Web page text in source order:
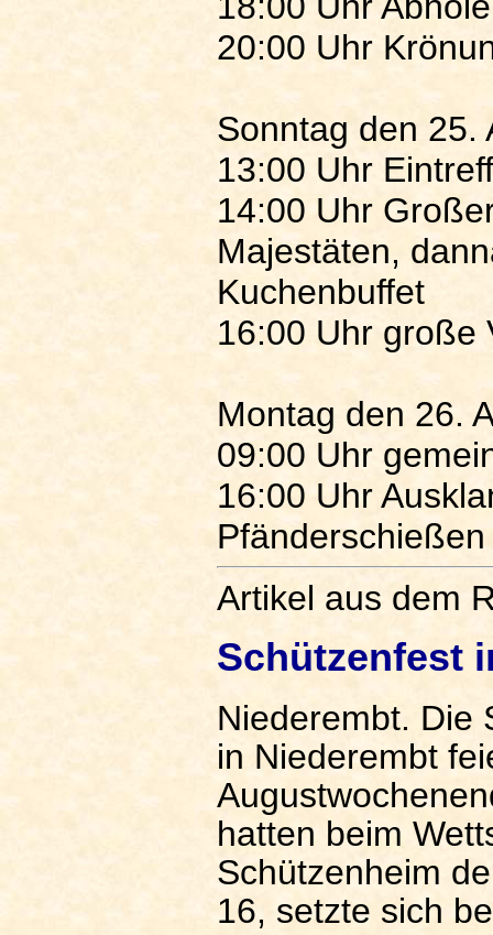
20:00 Uhr
Sonntag den 25.
13:00 Uhr
14:00 Uhr
Majestäten,
Kuchenbuffet
16:00 Uhr große
Montag den 26.
09:00 Uhr
16:00 Uhr
Artikel aus dem
Schützenfest
Niederembt. Die
in Niederembt
hatten beim
Schützenheim
16, setzte sich